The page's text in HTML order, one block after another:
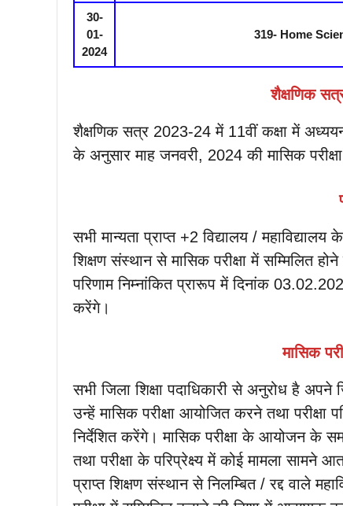
30-
01-
2024
319- Home
शैक्षणिक
शैक्षणिक सत्र 2023-24 में 11वीं कक्षा में अध्ययनरत्
के अनुसार माह जनवरी, 2024 की मासिक
सभी मान्यता प्राप्त +2 विद्यालय /
शिक्षण संस्थान से मासिक परीक्षा में सम्मिलित होने
परिणाम निम्नांकित प्रारूप में दिनांक
करेंगे।
मासिक
सभी जिला शिक्षा पदाधिकारी से अनुरोध है
उन्हें मासिक परीक्षा आयोजित करने तथा
निर्देशित करेंगे। मासिक परीक्षा के आयोजन के
तथा परीक्षा के परिप्रेक्ष्य में कोई मामला सामने
प्राप्त शिक्षण संस्थान से निलम्बित / रद्द वाले